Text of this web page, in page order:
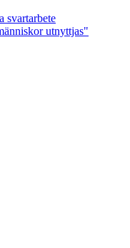
svartarbete
utnyttjas"